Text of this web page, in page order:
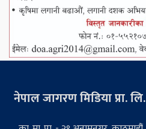
नेपाल जागरण मिडिया प्रा. लि.